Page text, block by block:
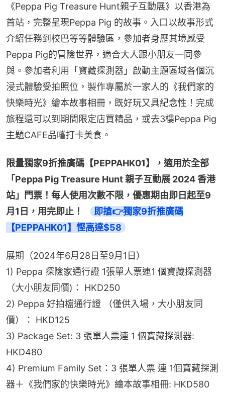
《Peppa Pig Treasure Hunt親子互動展》以香港為
首站，完整呈現Peppa Pig 的故事。入口以故事形式
介紹任務到校巴等等體驗區，參加者身歷其境感受
Peppa Pig的冒險世界，適合大人跟小朋友一同參
與。參加者利用「寶藏探測器」啟動主題區域各個沉
浸式體驗受拍照位，製作專屬於一家人的《我們家的
快樂時光》繪本故事相冊，既好玩又具紀念性！完成
旅程還可以到期間限定店買精品，或去3樓Peppa Pig
主題CAFE品嚐打卡美食。
限量獨家9折推廣碼【PEPPAHK01】，適用於全部
「Peppa Pig Treasure Hunt 親子互動展 2024 香港
站」門票！每人使用次數不限，優惠期由即日起至9
月1日，用完即止！
即搶👉獨家9折推廣碼
【PEPPAHK01】慳高達$58
展期（2024年6月28日至9月1日）
1) Peppa 探險家通行證 1張單人票連1 個寶藏探測器
（大小朋友同價)： HKD250
2) Peppa 好拍檔通行證 （僅供入場，大小朋友同
價）： HKD125
3) Package Set: 3 張單人票連 1 個寶藏探測器:
HKD480
4) Premium Family Set：3 張單人票 連 1個寶藏探測
器＋《我們家的快樂時光》繪本故事相冊: HKD580